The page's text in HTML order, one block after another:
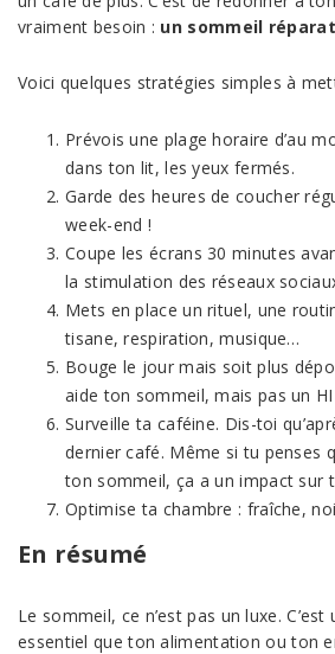
vraiment besoin : un sommeil
Voici quelques stratégies simples à
Prévois une plage horaire d’au
dans ton lit, les yeux fermés.
Garde des heures de coucher
week-end !
Coupe les écrans 30 minutes
la stimulation des réseaux
Mets en place un rituel, une
tisane, respiration, musique…
Bouge le jour mais soit plus
aide ton sommeil, mais pas un
Surveille ta caféine. Dis-toi
dernier café. Même si tu penses
ton sommeil, ça a un impact sur
Optimise ta chambre : fraîche,
En résumé
Le sommeil, ce n’est pas un luxe.
essentiel que ton alimentation ou ton